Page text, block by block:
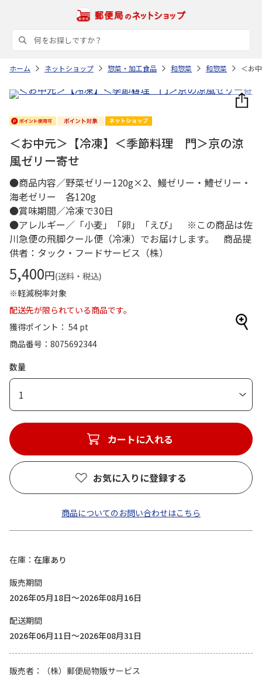
ホーム ネットショップ 惣菜・加工食品 和惣菜 和惣菜 ＜お
＜お中元＞【冷凍】＜季節料理 門＞京の涼
風ゼリー寄せ
●商品内容／野菜ゼリー120g×2、鰻ゼリー・鱧ゼリー・
海老ゼリー 各120g
●賞味期間／冷凍で30日
●アレルギー／「小麦」「卵」「えび」 ※この商品は佐
川急便の飛脚クール便（冷凍）でお届けします。 商品提
供者：タック・フードサービス（株）
5,400円(送料・税込)
※軽減税率対象
配送先が限られている商品です。
獲得ポイント： 54 pt
商品番号
8075692344
数量
1
カートに入れる
お気に入りに登録する
商品についてのお問い合わせはこちら
在庫
在庫あり
販売期間
2026年05月18日～2026年08月16日
配送期間
2026年06月11日～2026年08月31日
販売者
（株）郵便局物販サービス